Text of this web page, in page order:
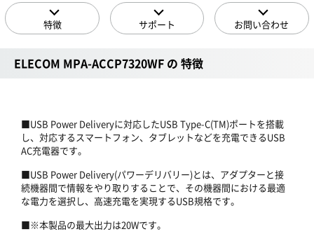
特徴 サポート お問い合わせ
ELECOM MPA-ACCP7320WF の 特徴
■USB Power Deliveryに対応したUSB Type-C(TM)ポートを搭載
し、対応するスマートフォン、タブレットなどを充電できるUSB
AC充電器です。
■USB Power Delivery(パワーデリバリー)とは、アダプターと接
続機器間で情報をやり取りすることで、その機器間における最適
な電力を選択し、高速充電を実現するUSB規格です。
■※本製品の最大出力は20Wです。